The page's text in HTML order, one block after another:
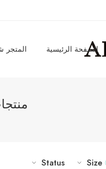
الصفحة الرئيسية المتجر
Size
Status